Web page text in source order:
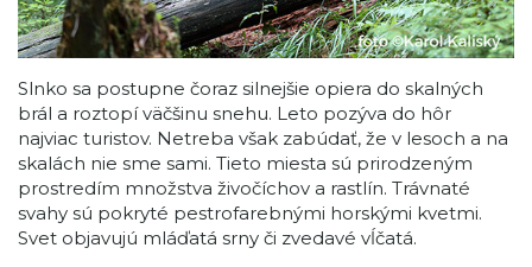
Slnko sa postupne čoraz silnejšie opiera do skalných
brál a roztopí väčšinu snehu. Leto pozýva do hôr
najviac turistov. Netreba však zabúdať, že v lesoch a na
skalách nie sme sami. Tieto miesta sú prirodzeným
prostredím množstva živočíchov a rastlín. Trávnaté
svahy sú pokryté pestrofarebnými horskými kvetmi.
Svet objavujú mláďatá srny či zvedavé vĺčatá.